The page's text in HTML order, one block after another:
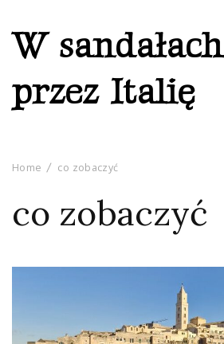
W sandałach
przez Italię
Home co zobaczyć
co zobaczyć